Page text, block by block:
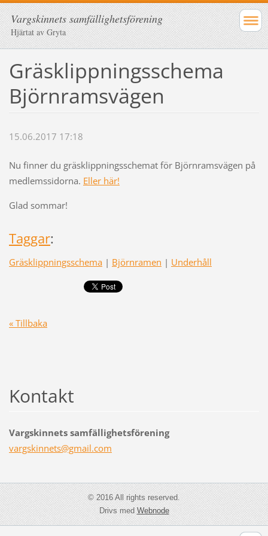
Vargskinnets samfällighetsförening
Hjärtat av Gryta
Gräsklippningsschema
Björnramsvägen
15.06.2017 17:18
Nu finner du gräsklippningsschemat för Björnramsvägen på
medlemssidorna. Eller här!
Glad sommar!
Taggar:
Gräsklippningsschema | Björnramen | Underhåll
« Tillbaka
Kontakt
Vargskinnets samfällighetsförening
vargskinnets@gmail.com
© 2016 All rights reserved.
Drivs medWebnode